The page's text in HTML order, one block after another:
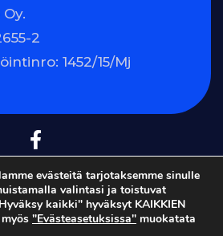
2
1452/15/Mj
| Verkkosivut:uudetkotisivut.fi
evästeitä tarjotaksemme sinulle
valintasi ja toistuvat
kaikki" hyväksyt KAIKKIEN
"Evästeasetuksissa" muokatata